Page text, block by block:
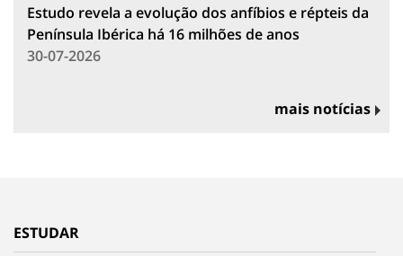
Estudo revela a evolução dos anfíbios e répteis da
Península Ibérica há 16 milhões de anos
30-07-2026
mais notícias
ESTUDAR